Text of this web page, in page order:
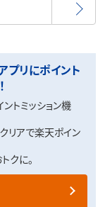
プリにポイント
トミッション機
リアで楽天ポイン
クに。